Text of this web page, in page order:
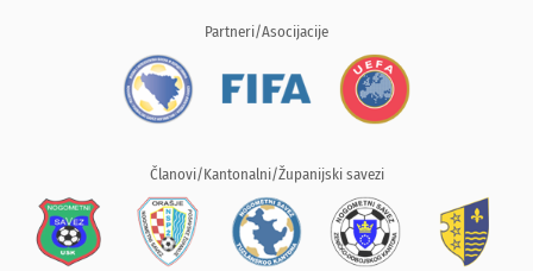
Partneri/Asocijacije
Članovi/Kantonalni/Županijski savezi